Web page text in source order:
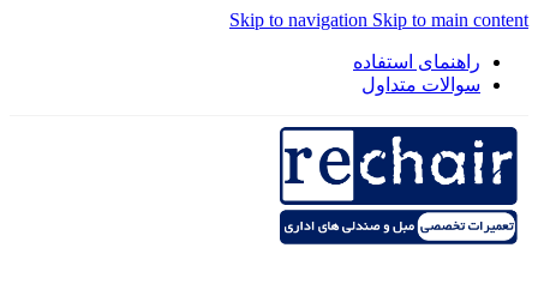
Skip to navigation Skip to main content
راهنمای استفاده
سوالات متداول